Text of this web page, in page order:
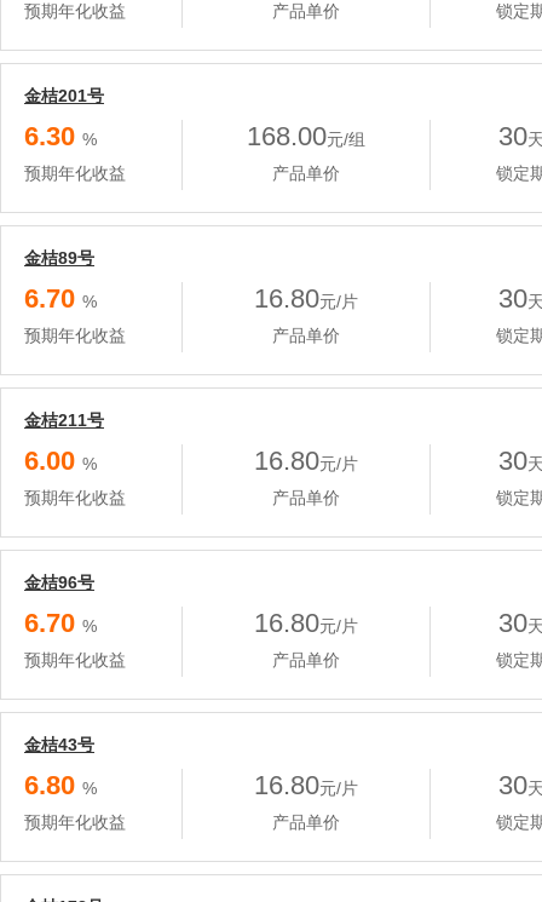
预期年化收益
产品单价
锁定
金桔201号
6.30 %
预期年化收益
168.00元/组
产品单价
30
锁定
金桔89号
6.70 %
预期年化收益
16.80元/片
产品单价
30
锁定
金桔211号
6.00 %
预期年化收益
16.80元/片
产品单价
30
锁定
金桔96号
6.70 %
预期年化收益
16.80元/片
产品单价
30
锁定
金桔43号
6.80 %
预期年化收益
16.80元/片
产品单价
30
锁定